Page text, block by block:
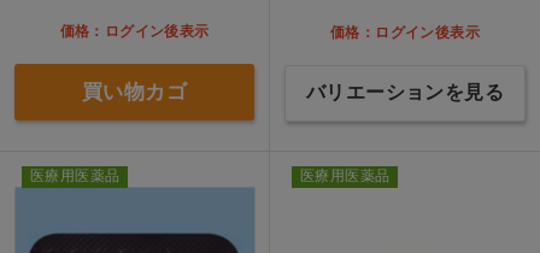
価格：ログイン後表示
買い物カゴ
価格：ログイン後表示
バリエーションを見る
医療用医薬品 医療用医薬品